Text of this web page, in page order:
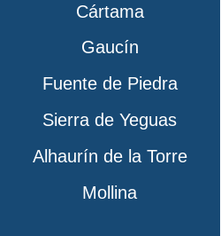
Cártama
Gaucín
Fuente de Piedra
Sierra de Yeguas
Alhaurín de la Torre
Mollina